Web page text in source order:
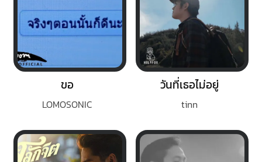
ขอ
LOMOSONIC
วันที่เธอไม่อยู่
tinn